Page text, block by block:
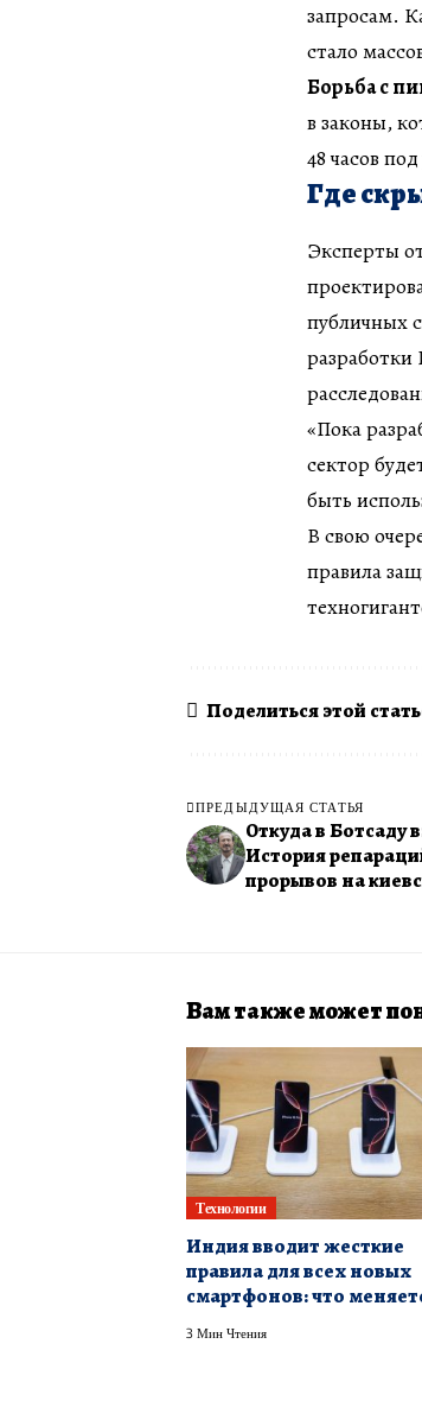
запросам.
стало
Борьба с
в законы,
48 часов
Где
Эксперты
публичных
разработки
«Пока
сектор
быть
В свою
правила
Поделиться этой
ПРЕДЫДУЩАЯ СТАТЬЯ
Откуда в Ботсаду
История
прорывов на
Вам также может
Технологии
Индия вводит жесткие
правила для всех новых
смартфонов: что
3 Мин Чтения